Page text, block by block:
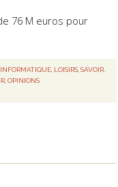
76 M euros pour
INFORMATIQUE, LOISIRS, SAVOIR,
,OPINIONS